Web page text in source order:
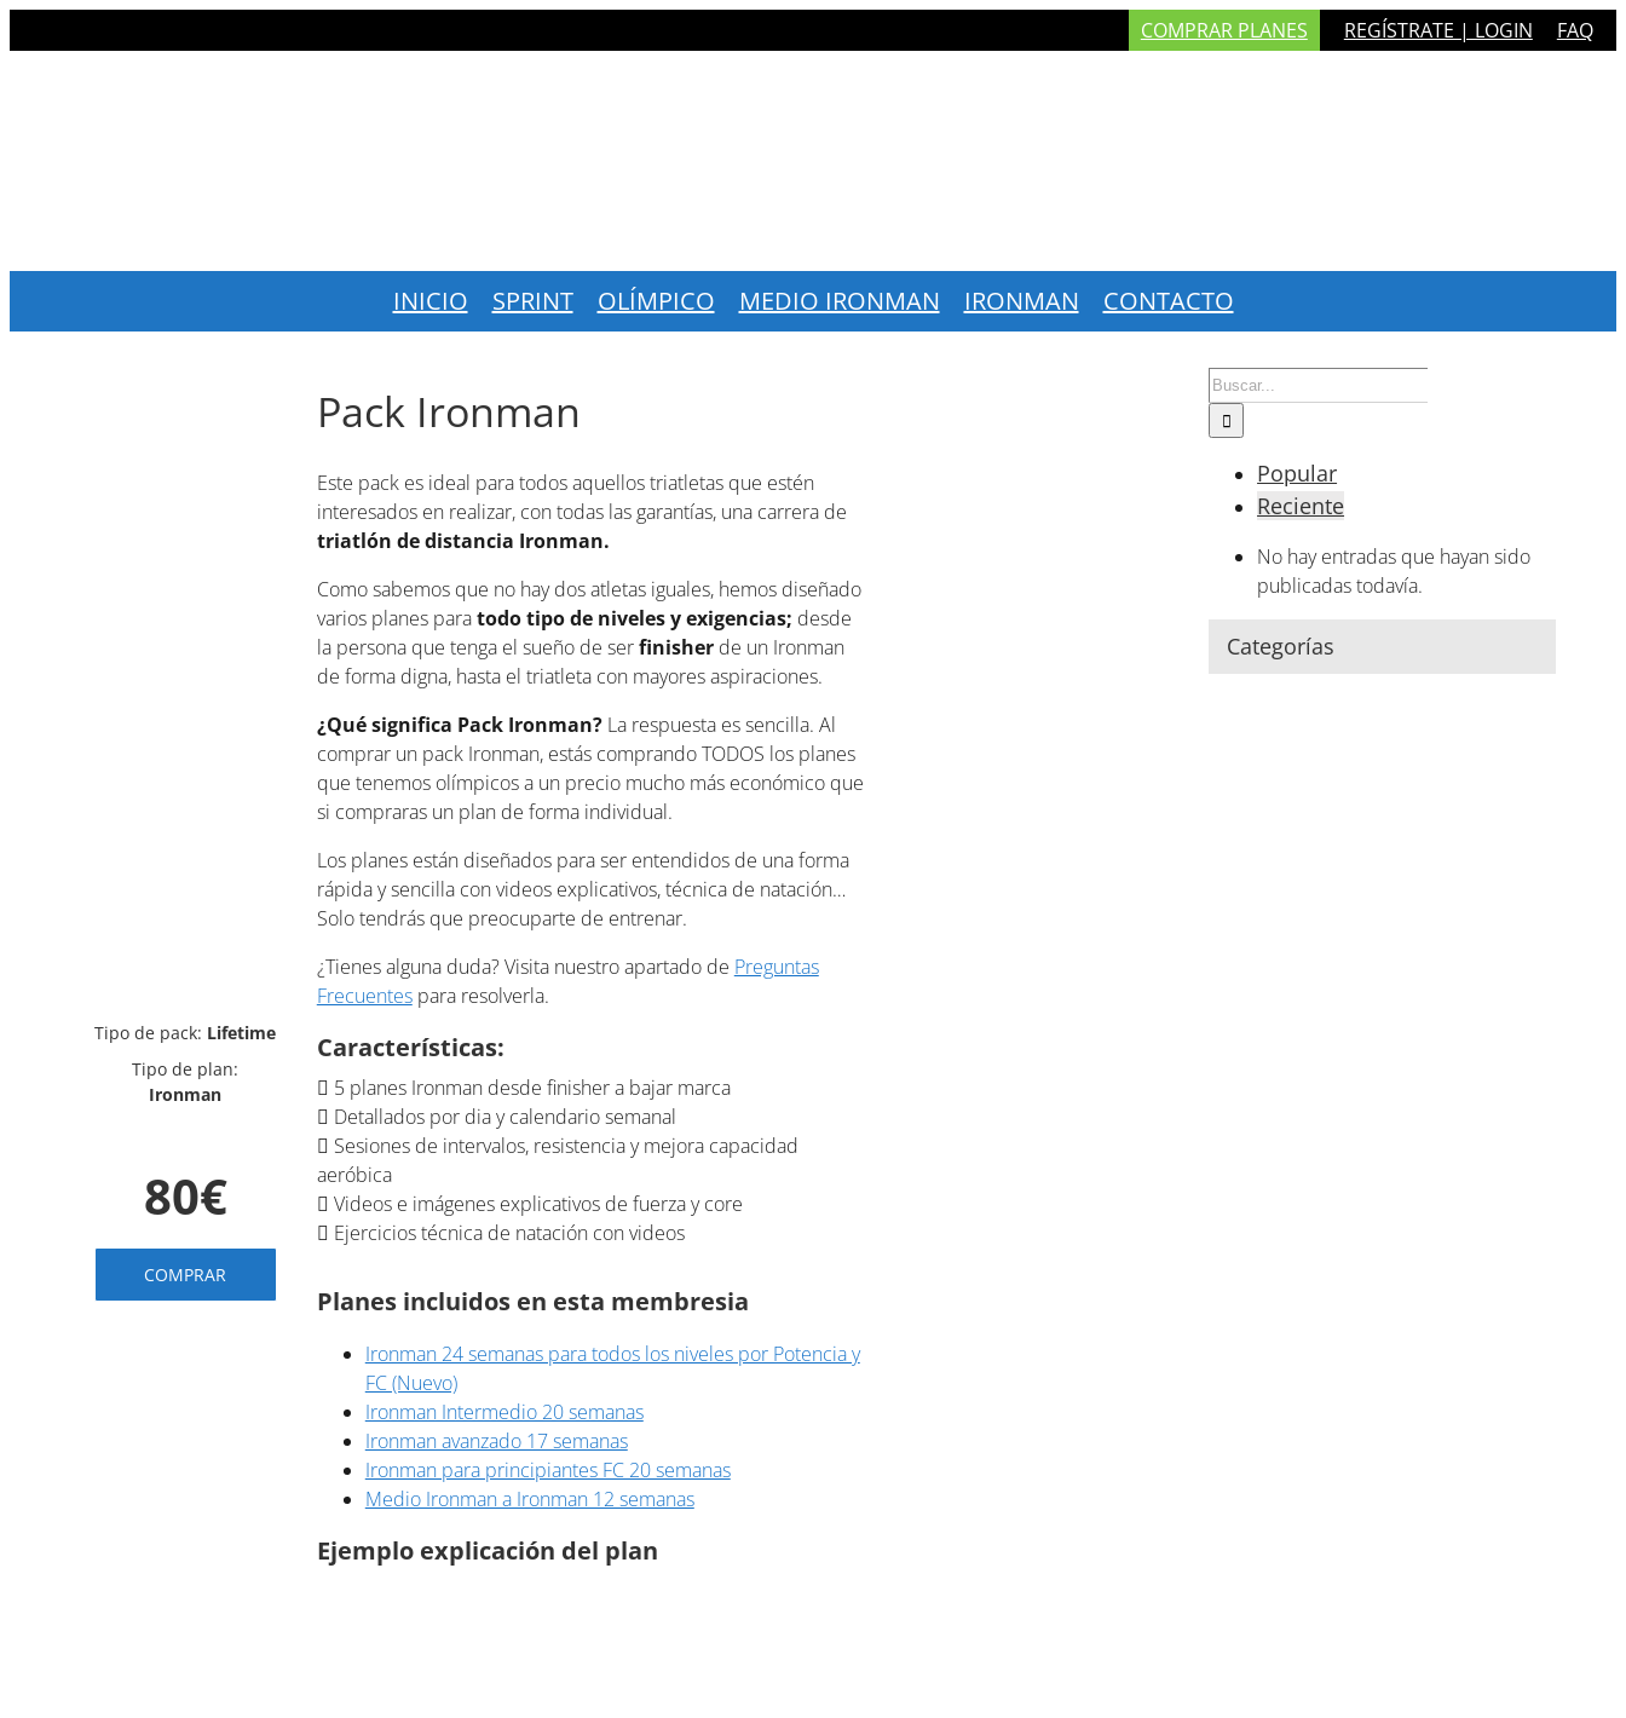
al
COMPRAR PLANES REGÍSTRATE | LOGIN FAQ
INICIO SPRINT OLÍMPICO MEDIO IRONMAN IRONMAN CONTACTO
Tipo de pack: Lifetime
Tipo de plan:
Ironman
80€
COMPRAR
Pack Ironman
Este pack es ideal para todos aquellos triatletas que estén
interesados en realizar, con todas las garantías, una carrera de
triatlón de distancia Ironman.
Como sabemos que no hay dos atletas iguales, hemos diseñado
varios planes paratodo tipo de niveles y exigencias; desde
la persona que tenga el sueño de serfinisherde un Ironman
de forma digna, hasta el triatleta con mayores aspiraciones.
¿Qué significa Pack Ironman?La respuesta es sencilla. Al
comprar un pack Ironman, estás comprando TODOS los planes
que tenemos olímpicos a un precio mucho más económico que
si compraras un plan de forma individual.
Los planes están diseñados para ser entendidos de una forma
rápida y sencilla con videos explicativos, técnica de natación…
Solo tendrás que preocuparte de entrenar.
¿Tienes alguna duda? Visita nuestro apartado de Preguntas
Frecuentespara resolverla.
Características:
5 planes Ironman desde finisher a bajar marca
Detallados por dia y calendario semanal
Sesiones de intervalos, resistencia y mejora capacidad
aeróbica
Videos e imágenes explicativos de fuerza y core
Ejercicios técnica de natación con videos
Planes incluidos en esta membresia
Ironman 24 semanas para todos los niveles por Potencia y
FC (Nuevo)
Ironman Intermedio 20 semanas
Ironman avanzado 17 semanas
Ironman para principiantes FC 20 semanas
Medio Ironman a Ironman 12 semanas
Ejemplo explicación del plan
Buscar:
Popular
Reciente
No hay entradas que hayan sido
publicadas todavía.
Categorías